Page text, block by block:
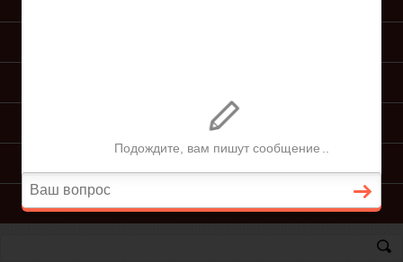
ПОДАЧА ИСКА
КОНСУЛЬТАЦИЯ ЮРИСТА